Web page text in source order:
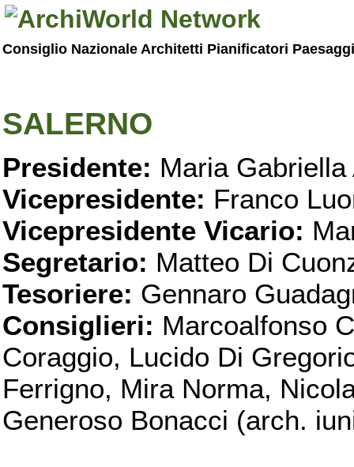
Consiglio Nazionale Architetti Pianificatori
SALERNO
Presidente: Maria Gabriella
Vicepresidente: Franco
Vicepresidente Vicario:
Segretario: Matteo Di
Tesoriere: Gennaro
Consiglieri: Marcoalfonso
Coraggio, Lucido Di
Ferrigno, Mira Norma,
Generoso Bonacci (arch.